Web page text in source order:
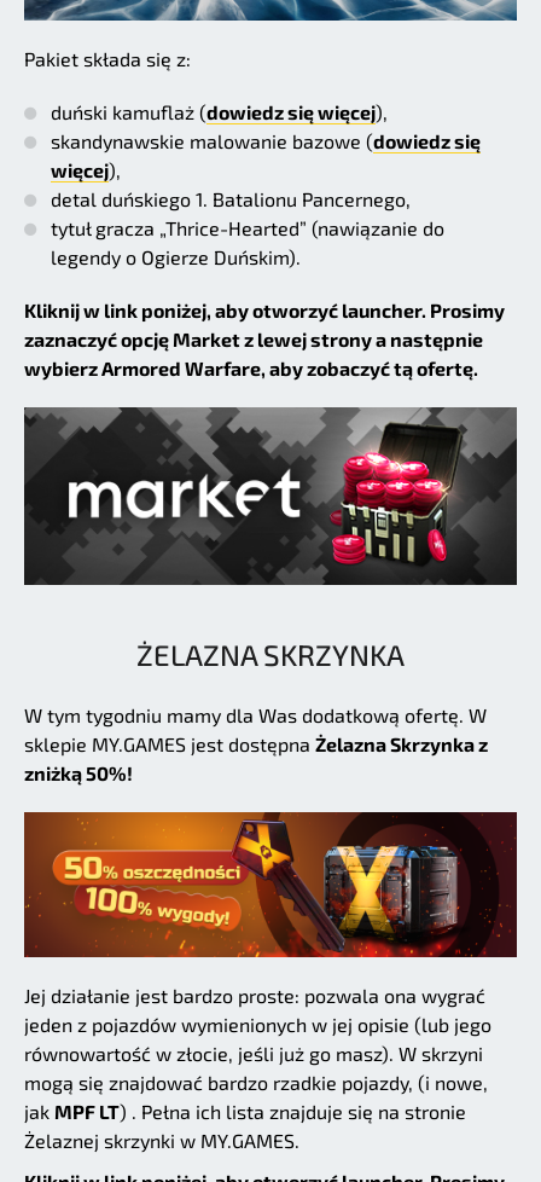
Pakiet składa się z:
duński kamuflaż (dowiedz się więcej),
skandynawskie malowanie bazowe (dowiedz się
więcej),
detal duńskiego 1. Batalionu Pancernego,
tytuł gracza „Thrice-Hearted” (nawiązanie do
legendy o Ogierze Duńskim).
Kliknij w link poniżej, aby otworzyć launcher. Prosimy
zaznaczyć opcję Market z lewej strony a następnie
wybierz Armored Warfare, aby zobaczyć tą ofertę.
ŻELAZNA SKRZYNKA
W tym tygodniu mamy dla Was dodatkową ofertę. W
sklepie MY.GAMES jest dostępna Żelazna Skrzynka z
zniżką 50%!
Jej działanie jest bardzo proste: pozwala ona wygrać
jeden z pojazdów wymienionych w jej opisie (lub jego
równowartość w złocie, jeśli już go masz). W skrzyni
mogą się znajdować bardzo rzadkie pojazdy, (i nowe,
jak MPF LT) . Pełna ich lista znajduje się na stronie
Żelaznej skrzynki w MY.GAMES.